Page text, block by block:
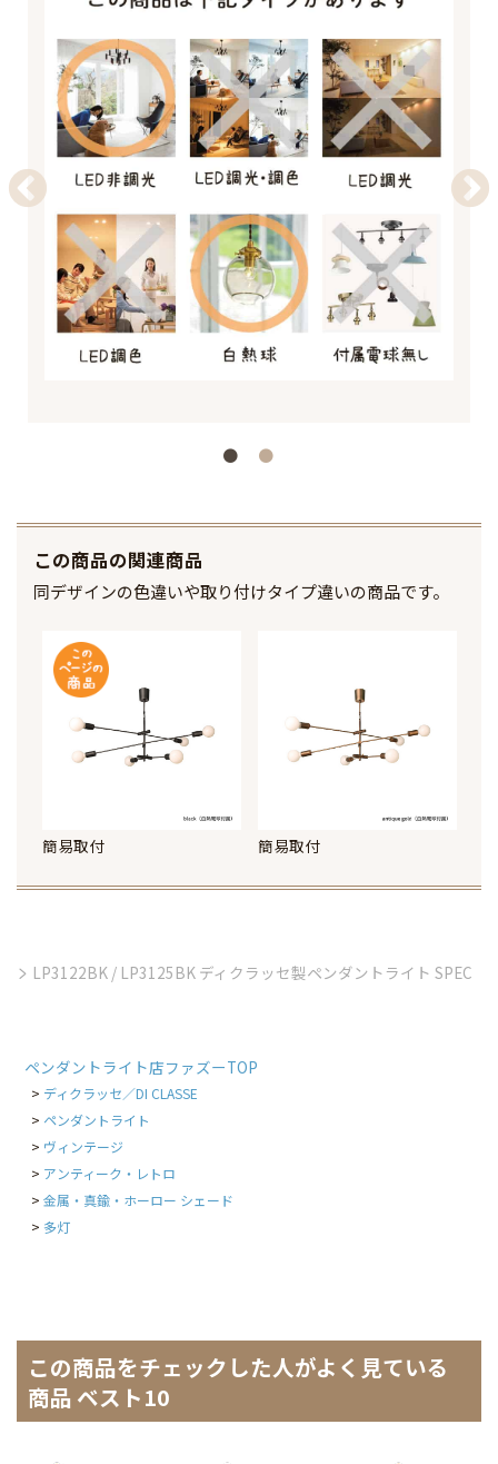
この商品の関連商品
同デザインの色違いや取り付けタイプ違いの商品です。
簡易取付 簡易取付
LP3122BK / LP3125BK ディクラッセ製ペンダントライト SPEC
ペンダントライト店ファズーTOP
ディクラッセ／DI CLASSE
ペンダントライト
ヴィンテージ
アンティーク・レトロ
金属・真鍮・ホーロー シェード
多灯
この商品をチェックした人がよく見ている
商品 ベスト10